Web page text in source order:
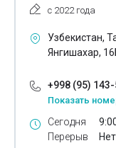
Курсы английского
Курсы
Математика для
Математика на
Обучение
Обучение
с 2022 года
Узбекистан,
Янгишахар,
+998 (95)
Показать
Сегодня
Перерыв